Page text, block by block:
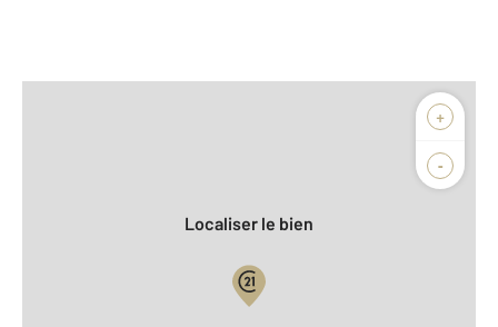
+
-
Localiser le bien